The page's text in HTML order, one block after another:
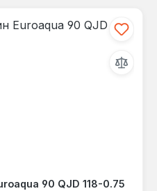
90 QJD 118-0.75